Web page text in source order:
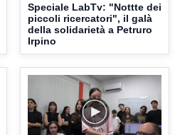
Speciale LabTv: "Nottte dei
piccoli ricercatori", il galà
della solidarietà a Petruro
Irpino